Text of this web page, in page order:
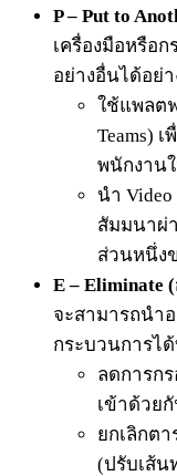
P – Put to
เครื่องมือหรือ
อย่างอื่นได้อย่า
ใช้แพลต
Teams)
พนักงาน
นำ Video
สัมมนาผ่
ส่วนหนึ่ง
E – Eliminate
จะสามารถนำ
กระบวนการไ
ลดการก
เข้าด้วยกั
ยกเลิกต
(ปรับเส้น